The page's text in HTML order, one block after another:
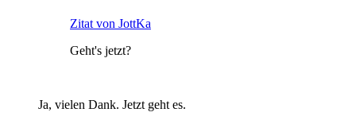
Zitat von JottKa
Geht's jetzt?
Ja, vielen Dank. Jetzt geht es.